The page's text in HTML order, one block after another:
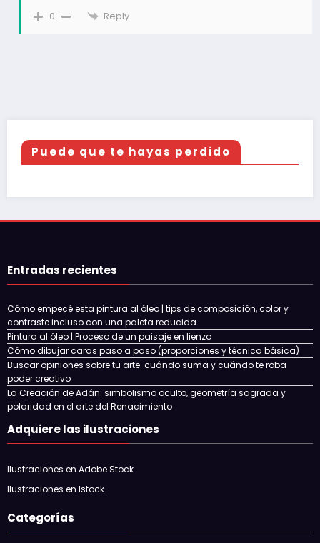
0
Reply
Puede que te hayas perdido
Entradas recientes
Cómo empecé esta pintura al óleo | tips de composición, color y
contraste incluso con una paleta reducida
Pintura al óleo | Proceso de un paisaje en lienzo
Cómo dibujar caras paso a paso (proporciones y técnica básica)
Buscar opiniones sobre tu arte: cuándo suma y cuándo te roba
poder creativo
La Creación de Adán: simbolismo oculto, geometría sagrada y
polaridad en el arte del Renacimiento
Adquiere las ilustraciones
Ilustraciones en Adobe Stock
Ilustraciones en Istock
Categorías